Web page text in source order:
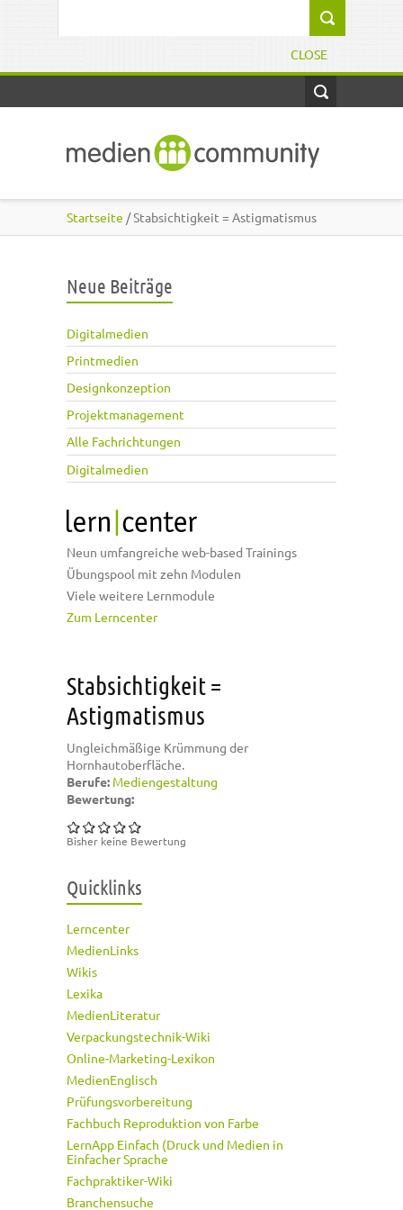
CLOSE
Startseite / Stabsichtigkeit = Astigmatismus
Neue Beiträge
Digitalmedien
Printmedien
Designkonzeption
Projektmanagement
Alle Fachrichtungen
Digitalmedien
Neun umfangreiche web-based Trainings
Übungspool mit zehn Modulen
Viele weitere Lernmodule
Zum Lerncenter
Stabsichtigkeit =
Astigmatismus
Ungleichmäßige Krümmung der
Hornhautoberfläche.
Berufe: Mediengestaltung
Bewertung:
Bisher keine Bewertung
Quicklinks
Lerncenter
MedienLinks
Wikis
Lexika
MedienLiteratur
Verpackungstechnik-Wiki
Online-Marketing-Lexikon
MedienEnglisch
Prüfungsvorbereitung
Fachbuch Reproduktion von Farbe
LernApp Einfach (Druck und Medien in
Einfacher Sprache
Fachpraktiker-Wiki
Branchensuche